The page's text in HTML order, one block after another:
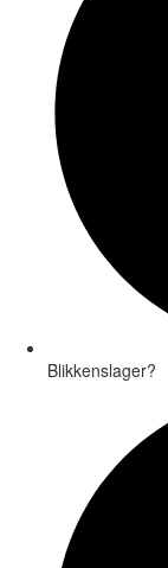
Blikkenslager?